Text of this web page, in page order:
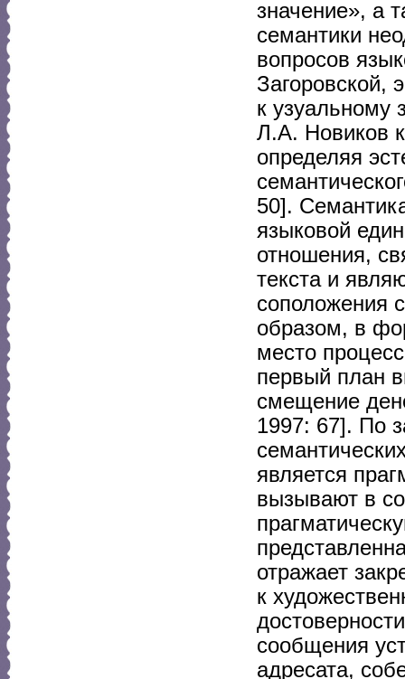
значение», а
семантики
вопросов
Загоровской,
к узуальному
Л.А. Новиков
определяя
50].
языковой
отношения,
текста и
соположения
образом, в
место
первый план
смещение
1997: 67]. По
является
вызывают в
отражает
к
сообщения
адресата,